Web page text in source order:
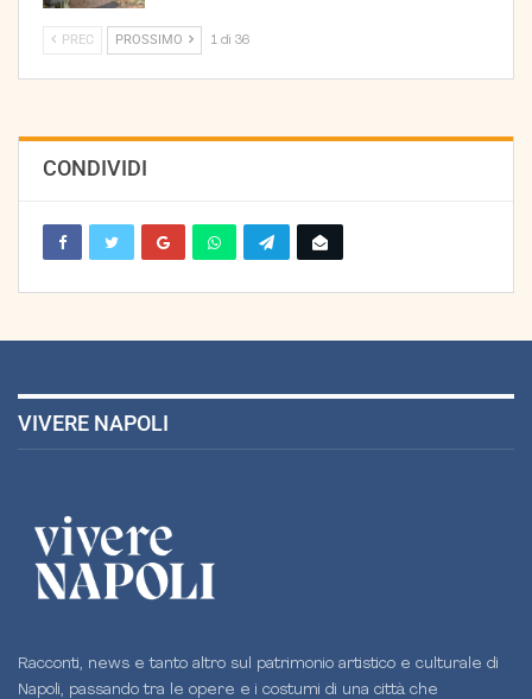
PREC PROSSIMO 1 di 36
CONDIVIDI
VIVERE NAPOLI
Racconti, news e tanto altro sul patrimonio artistico e culturale di
Napoli, passando tra le opere e i costumi di una città che